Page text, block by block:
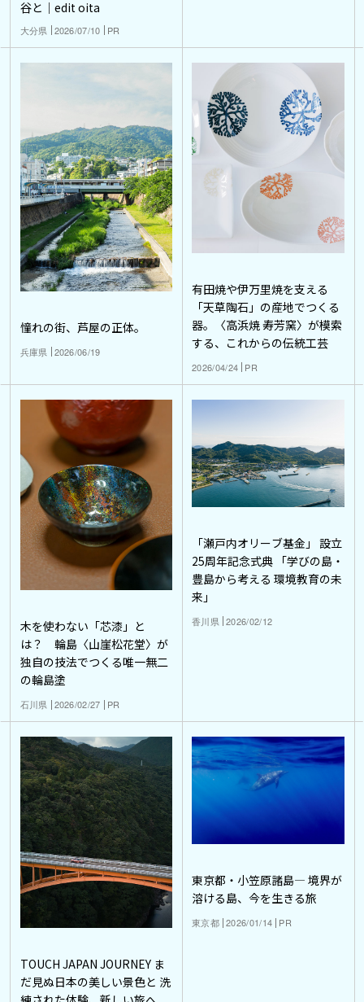
谷と｜edit oita
大分県 2026/07/10 PR
憧れの街、芦屋の正体。
兵庫県 2026/06/19
有田焼や伊万里焼を支える
「天草陶石」の産地でつくる
器。〈高浜焼 寿芳窯〉が模索
する、これからの伝統工芸
2026/04/24 PR
木を使わない「芯漆」と
は？ 輪島〈山崖松花堂〉が
独自の技法でつくる唯一無二
の輪島塗
石川県 2026/02/27 PR
「瀬戸内オリーブ基金」 設立
25周年記念式典 「学びの島・
豊島から考える 環境教育の未
来」
香川県 2026/02/12
TOUCH JAPAN JOURNEY ま
だ見ぬ日本の美しい景色と 洗
東京都・小笠原諸島― 境界が
溶ける島、今を生きる旅
東京都 2026/01/14 PR